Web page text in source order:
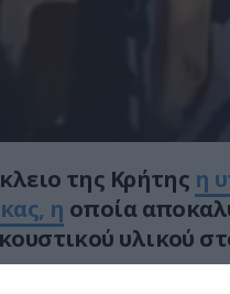
της Κρήτης η
η οποία
υλικού